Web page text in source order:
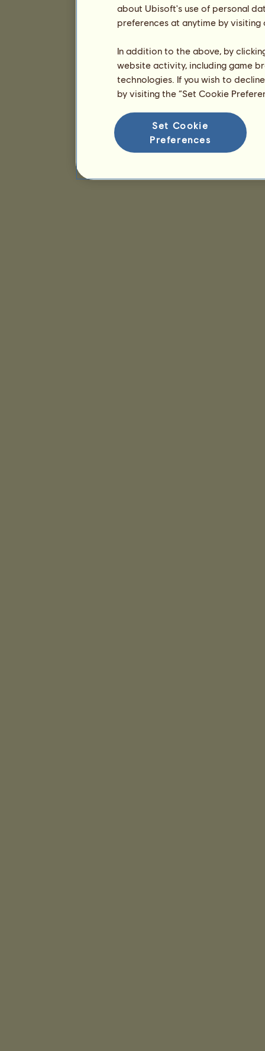
about Ubisoft's use of personal
preferences at anytime by
In addition to the above, by
website activity, including game
technologies. If you wish to
by visiting the “Set Cookie
Set Cookie
Preferences